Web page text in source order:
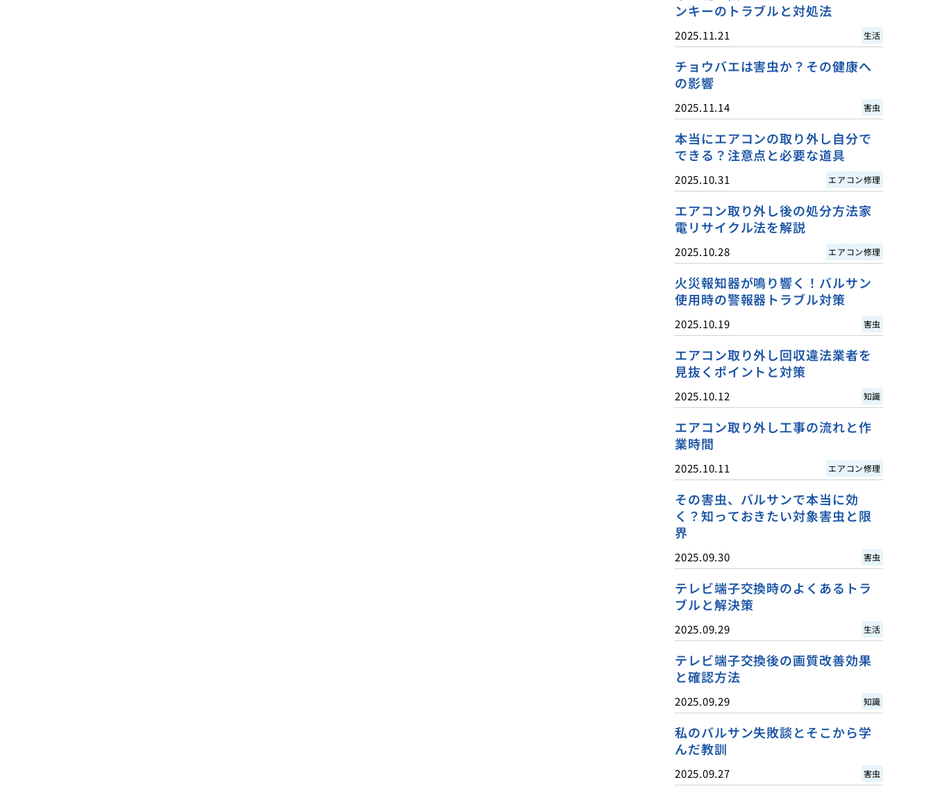
ンキーのトラブルと対処法
2025.11.21 生活
チョウバエは害虫か？その健康へ
の影響
2025.11.14 害虫
本当にエアコンの取り外し自分で
できる？注意点と必要な道具
2025.10.31 エアコン修理
エアコン取り外し後の処分方法家
電リサイクル法を解説
2025.10.28 エアコン修理
火災報知器が鳴り響く！バルサン
使用時の警報器トラブル対策
2025.10.19 害虫
エアコン取り外し回収違法業者を
見抜くポイントと対策
2025.10.12 知識
エアコン取り外し工事の流れと作
業時間
2025.10.11 エアコン修理
その害虫、バルサンで本当に効
く？知っておきたい対象害虫と限
界
2025.09.30 害虫
テレビ端子交換時のよくあるトラ
ブルと解決策
2025.09.29 生活
テレビ端子交換後の画質改善効果
と確認方法
2025.09.29 知識
私のバルサン失敗談とそこから学
んだ教訓
2025.09.27 害虫